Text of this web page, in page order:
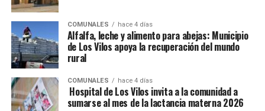
COMUNALES hace 4 días
Alfalfa, leche y alimento para abejas: Municipio
de Los Vilos apoya la recuperación del mundo
rural
COMUNALES hace 4 días
Hospital de Los Vilos invita a la comunidad a
sumarse al mes de la lactancia materna 2026